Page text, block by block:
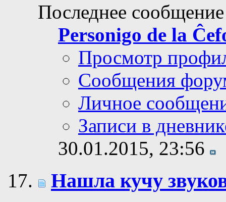
Последнее
Personigo de la
Просмотр
Сообщения
Личное
Записи в
30.01.2015, 23:56
Нашла кучу